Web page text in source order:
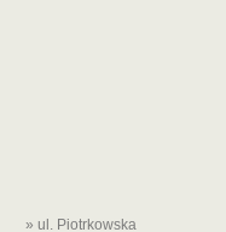
» ul. Piotrkowska